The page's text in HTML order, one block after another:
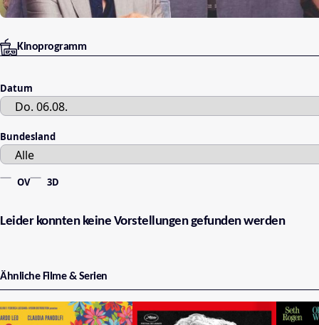
Kinoprogramm
Datum
Bundesland
OV 3D
Leider konnten keine Vorstellungen gefunden werden
Ähnliche Filme & Serien